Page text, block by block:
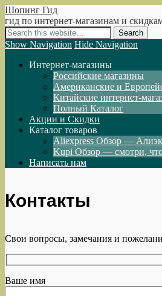
Шопинг Гид
гид по интернет-магазинам и
Show Navigation Hide Navigation
Интернет-магазины
Российские магазины
Американские и
Китайские интернет-
Полный Каталог
Акции и Скидки
Каталог товаров
Aliexpress Обзор —
Kupi Обзор — смотри,
Написать нам
Контакты
Свои вопросы, замечания и
Ваше имя